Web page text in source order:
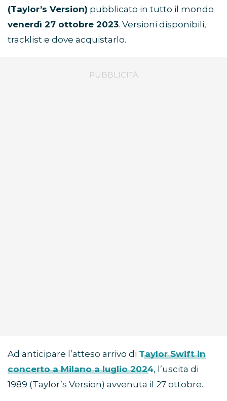
(Taylor’s Version) pubblicato in tutto il mondo
venerdì 27 ottobre 2023. Versioni disponibili,
tracklist e dove acquistarlo.
Ad anticipare l’atteso arrivo di Taylor Swift in
concerto a Milano a luglio 2024, l’uscita di
1989 (Taylor’s Version) avvenuta il 27 ottobre.